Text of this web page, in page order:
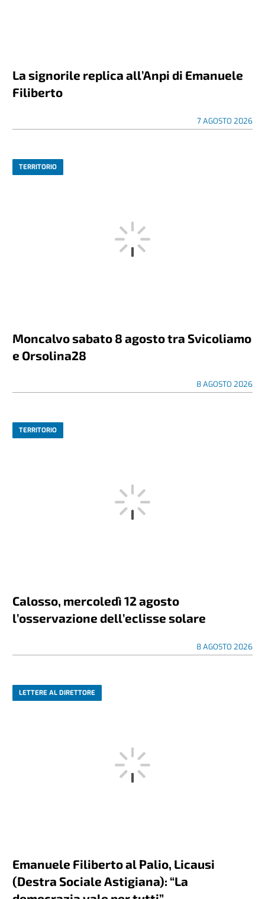
La signorile replica all’Anpi di Emanuele
Filiberto
7 AGOSTO 2026
TERRITORIO
Moncalvo sabato 8 agosto tra Svicoliamo
e Orsolina28
8 AGOSTO 2026
TERRITORIO
Calosso, mercoledì 12 agosto
l’osservazione dell’eclisse solare
8 AGOSTO 2026
LETTERE AL DIRETTORE
Emanuele Filiberto al Palio, Licausi
(Destra Sociale Astigiana): “La